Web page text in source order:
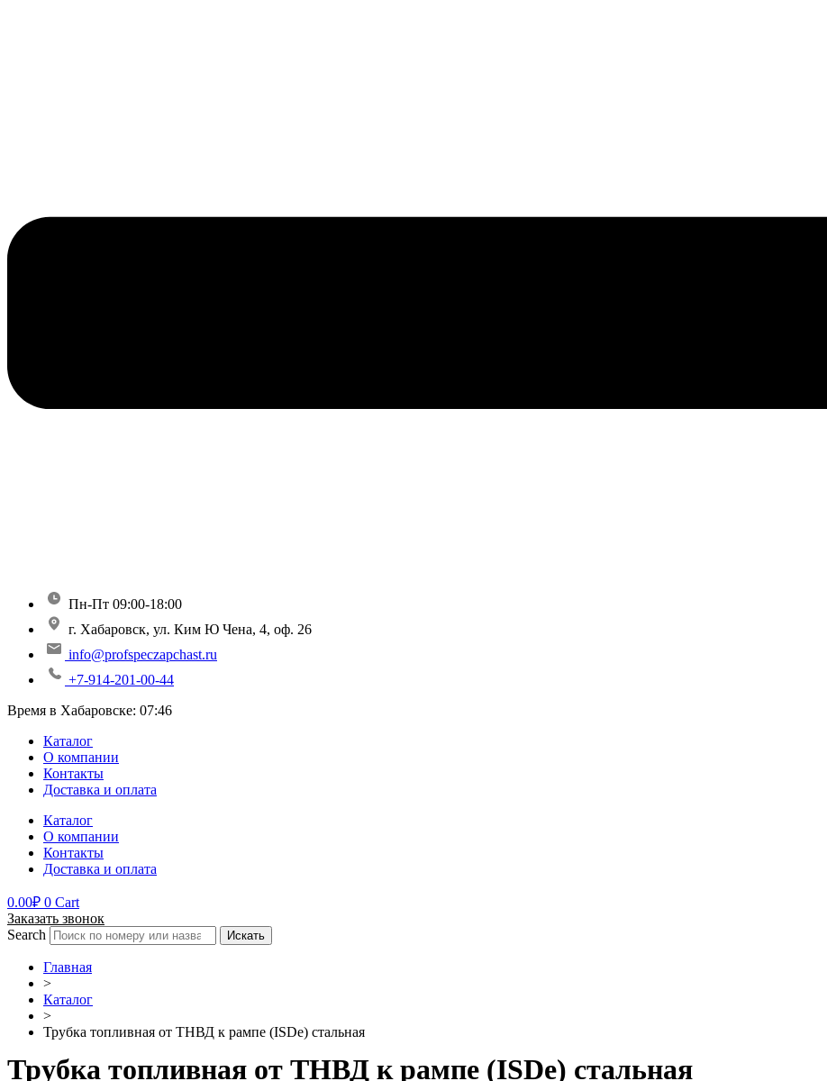
Пн-Пт 09:00-18:00
г. Хабаровск, ул. Ким Ю Чена, 4, оф. 26
info@profspeczapchast.ru
+7-914-201-00-44
Время в Хабаровске: 07:46
Каталог
О компании
Контакты
Доставка и оплата
Каталог
О компании
Контакты
Доставка и оплата
0.00₽ 0 Cart
Заказать звонок
Search
Искать
Главная
>
Каталог
>
Трубка топливная от ТНВД к рампе (ISDe) стальная
Трубка топливная от ТНВД к рампе (ISDe) стальная